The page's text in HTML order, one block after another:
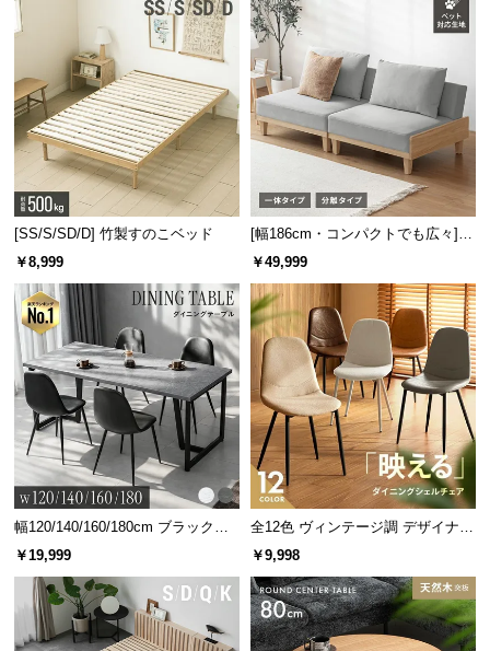
木の質感と機能性を両立した天板
天板には木の質感と美しい木目を活かすラッカー塗
装を施しました。
抜群の耐水性で水を零しても安心
耐水性に優れた天板はお水を零しても染み込まず、
サッと拭き取ることができるので食卓に最適です。
[SS/S/SD/D] 竹製すのこベッド
￥8,999
[幅186cm・コンパクトでも広々] 3
人掛けソファベッド リクライニン
￥49,999
幅120/140/160/180cm ブラックフ
レーム ダイニング 大理石調 4人掛
￥19,999
全12色 ヴィンテージ調 デザイナー
ズシェルチェア
￥9,998